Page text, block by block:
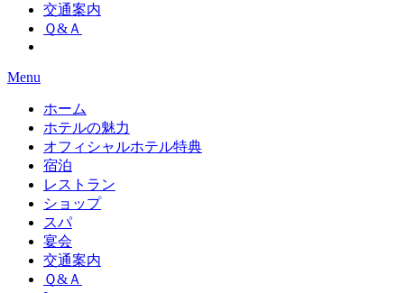
交通案内
Ｑ&Ａ
Menu
ホーム
ホテルの魅力
オフィシャルホテル特典
宿泊
レストラン
ショップ
スパ
宴会
交通案内
Ｑ&Ａ